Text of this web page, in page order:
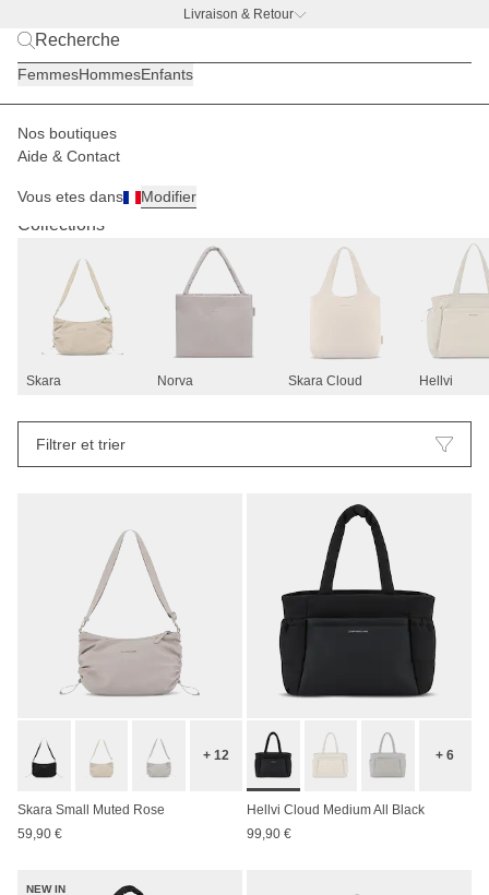
Livraison & Retour
BACK TO WORK |
FemmesHommesEnfants
Nos boutiques
Aide & Contact
Vous etes dans Modifier
Sacs à main
Collections
Skara Norva Skara Cloud Hellvi
Filtrer et trier
+ 12
Skara Small Muted Rose
59,90 €
+ 6
Hellvi Cloud Medium All Black
99,90 €
NEW IN